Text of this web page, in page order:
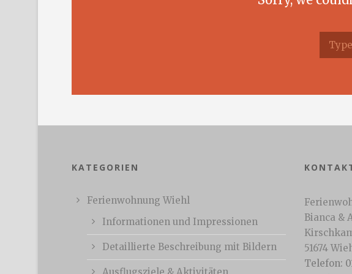
KATEGORIEN
Ferienwohnung Wiehl
Informationen und Impressionen
Detaillierte Beschreibung mit Bildern
Bianca &
51674
Telefon: